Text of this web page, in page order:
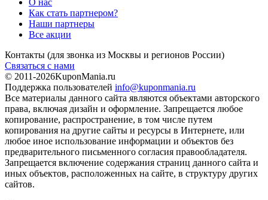
О нас
Как стать партнером?
Наши партнеры
Все акции
Контакты (для звонка из Москвы и регионов России)
Связаться с нами
© 2011-2026KuponMania.ru
Поддержка пользователей info@kuponmania.ru
Все материалы данного сайта являются объектами авторского
права, включая дизайн и оформление. Запрещается любое
копирование, распространение, в том числе путем
копирования на другие сайты и ресурсы в Интернете, или
любое иное использование информации и объектов без
предварительного письменного согласия правообладателя.
Запрещается включение содержания страниц данного сайта и
иных объектов, расположенных на сайте, в структуру других
сайтов.